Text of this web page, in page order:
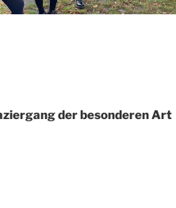
der besonderen Art